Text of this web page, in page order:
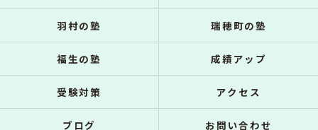
羽村の塾 瑞穂町の塾
福生の塾 成績アップ
受験対策 アクセス
ブログ お問い合わせ